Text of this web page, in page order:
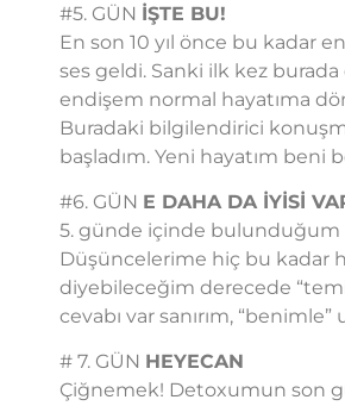
#5. GÜN İŞTE BU!
En son 10 yıl önce bu kadar
ses geldi. Sanki ilk kez
endişem normal hayatıma
Buradaki bilgilendirici
başladım. Yeni hayatım beni
#6. GÜN E DAHA DA İYİSİ
5. günde içinde bulunduğum
Düşüncelerime hiç bu kadar
diyebileceğim derecede
cevabı var sanırım, “benimle”
# 7. GÜN HEYECAN
Çiğnemek! Detoxumun son